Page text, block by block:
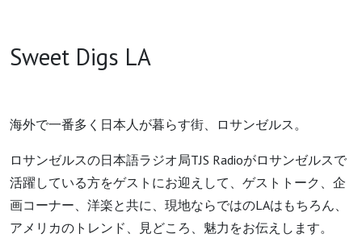
Sweet Digs LA
海外で一番多く日本人が暮らす街、ロサンゼルス。
ロサンゼルスの日本語ラジオ局TJS Radioがロサンゼルスで
活躍している方をゲストにお迎えして、ゲストトーク、企
画コーナー、洋楽と共に、現地ならではのLAはもちろん、
アメリカのトレンド、見どころ、魅力をお伝えします。